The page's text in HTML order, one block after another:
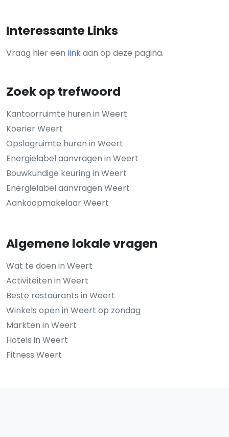
Interessante Links
Vraag hier een linkaan op deze pagina.
Zoek op trefwoord
Kantoorruimte huren in Weert
Koerier Weert
Opslagruimte huren in Weert
Energielabel aanvragen in Weert
Bouwkundige keuring in Weert
Energielabel aanvragen Weert
Aankoopmakelaar Weert
Algemene lokale vragen
Wat te doen in Weert
Activiteiten in Weert
Beste restaurants in Weert
Winkels open in Weert op zondag
Markten in Weert
Hotels in Weert
Fitness Weert